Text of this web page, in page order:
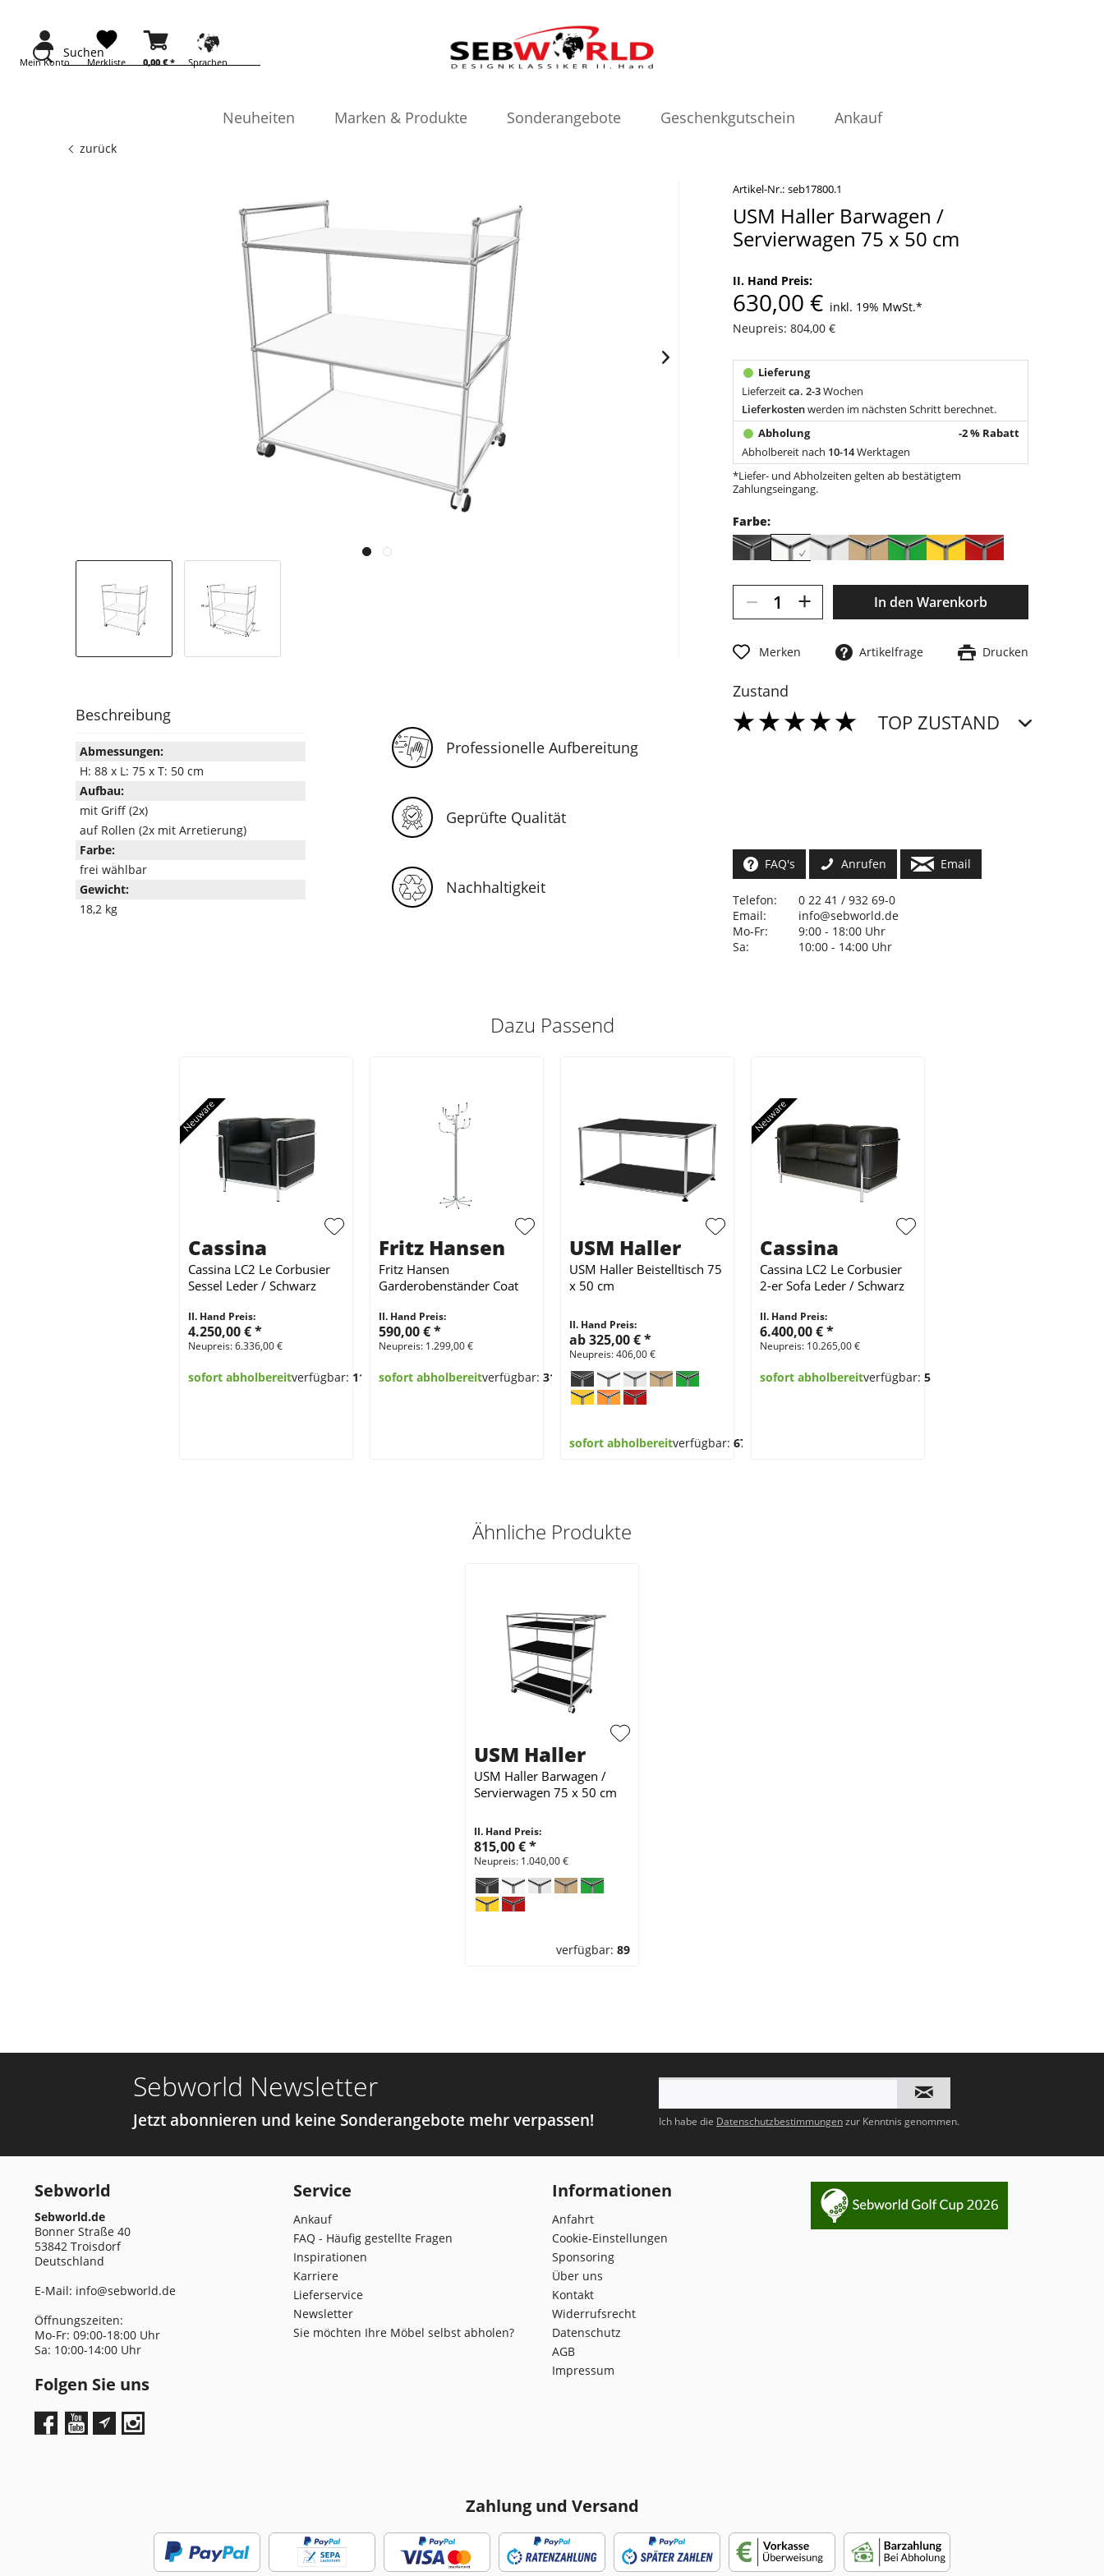
Suchen
Mein Konto 0,00 €*
Merkliste Sprachen
Neuheiten Marken & Produkte Sonderangebote Geschenkgutschein Ankauf
zurück
Artikel-Nr.: seb17800.1
USM Haller Barwagen /
Servierwagen 75 x 50 cm
II. Hand Preis:
630,00 € inkl. 19% MwSt.*
Neupreis: 804,00 €
Lieferzeitca. 2-3Wochen
Lieferkostenwerden im nächsten Schritt berechnet.
-2 % Rabatt
Abholbereit nach 10-14Werktagen
*Liefer- und Abholzeiten gelten ab bestätigtem
Zahlungseingang.
Farbe:
– + In den Warenkorb
Merken Artikelfrage Drucken
Zustand
TOP ZUSTAND
Beschreibung
Abmessungen:
H: 88 x L: 75 x T: 50 cm
Aufbau:
mit Griff (2x)
auf Rollen (2x mit Arretierung)
Farbe:
frei wählbar
Gewicht:
18,2 kg
Professionelle Aufbereitung
Geprüfte Qualität
Nachhaltigkeit
FAQ's Anrufen Email
Telefon:
0 22 41 / 932 69-0
Email:
info@sebworld.de
Mo-Fr:
9:00 - 18:00 Uhr
Sa:
10:00 - 14:00 Uhr
Dazu Passend
Cassina
Cassina LC2 Le Corbusier
Sessel Leder / Schwarz
II. Hand Preis:
4.250,00 €*
Neupreis: 6.336,00 €
sofort abholbereitverfügbar: 11
Fritz Hansen
Fritz Hansen
Garderobenständer Coat
II. Hand Preis:
590,00 €*
Neupreis: 1.299,00 €
sofort abholbereitverfügbar: 31
USM Haller
USM Haller Beistelltisch 75
x 50 cm
II. Hand Preis:
ab 325,00 €*
Neupreis: 406,00 €
sofort abholbereitverfügbar: 67
Cassina
Cassina LC2 Le Corbusier
2-er Sofa Leder / Schwarz
II. Hand Preis:
6.400,00 €*
Neupreis: 10.265,00 €
sofort abholbereitverfügbar: 5
Ähnliche Produkte
USM Haller
USM Haller Barwagen /
Servierwagen 75 x 50 cm
II. Hand Preis:
815,00 €*
Neupreis: 1.040,00 €
verfügbar: 89
Sebworld Newsletter
Jetzt abonnieren und keine Sonderangebote mehr verpassen! Ich habe die Datenschutzbestimmungenzur Kenntnis genommen.
Sebworld
Sebworld.de
Bonner Straße 40
53842 Troisdorf
Deutschland
E-Mail: info@sebworld.de
Öffnungszeiten:
Mo-Fr: 09:00-18:00 Uhr
Sa: 10:00-14:00 Uhr
Folgen Sie uns
Service
Ankauf
FAQ - Häufig gestellte Fragen
Inspirationen
Karriere
Lieferservice
Newsletter
Sie möchten Ihre Möbel selbst abholen?
Informationen
Anfahrt
Cookie-Einstellungen
Sponsoring
Über uns
Kontakt
Widerrufsrecht
Datenschutz
AGB
Impressum
Zahlung und Versand